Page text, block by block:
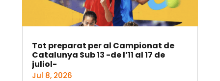
Tot preparat per al Campionat de
Catalunya Sub 13 -de l’11 al 17 de
juliol-
Jul 8, 2026